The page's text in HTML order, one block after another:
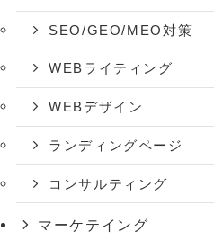
SEO/GEO/MEO対策
WEBライティング
WEBデザイン
ランディングページ
コンサルティング
マーケテイング